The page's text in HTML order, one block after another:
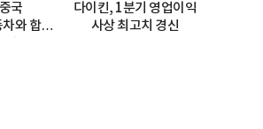
국
와 합작
다이킨, 1분기 영업이익
사상 최고치 경신